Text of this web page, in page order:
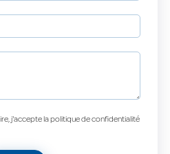
j'accepte la politique de confidentialité